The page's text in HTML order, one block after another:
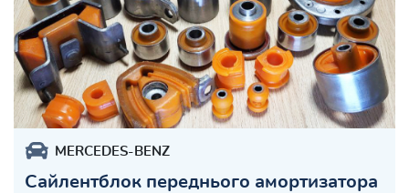
MERCEDES-BENZ
Сайлентблок переднього амортизатора